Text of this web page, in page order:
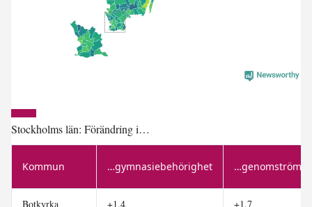
Stockholms län: Förändring i…
Kommun …gymnasiebehörighet
Botkyrka +1,4 +1,7